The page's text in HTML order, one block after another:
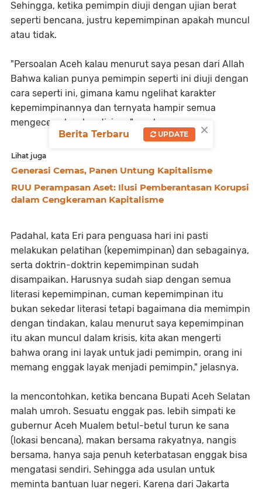
Sehingga, ketika pemimpin diuji dengan ujian berat
seperti bencana, justru kepemimpinan apakah muncul
atau tidak.
"Persoalan Aceh kalau menurut saya pesan dari Allah
Bahwa kalian punya pemimpin seperti ini diuji dengan
cara seperti ini, gimana kamu ngelihat karakter
kepemimpinannya dan ternyata hampir semua
mengecewakan kondisinya" ungkapnya.
Lihat juga
Generasi Cemas, Panen Untung Kapitalisme
RUU Perampasan Aset: Ilusi Pemberantasan Korupsi
dalam Cengkeraman Kapitalisme
Padahal, kata Eri para penguasa hari ini pasti
melakukan pelatihan (kepemimpinan) dan sebagainya,
serta doktrin-doktrin kepemimpinan sudah
disampaikan. Harusnya sudah siap dengan semua
literasi kepemimpinan, cuman kepemimpinan itu
bukan sekedar literasi tetapi bagaimana dia memimpin
dengan tindakan, kalau menurut saya kepemimpinan
itu akan muncul dalam krisis, kita akan mengerti
bahwa orang ini layak untuk jadi pemimpin, orang ini
memang enggak layak menjadi pemimpin," jelasnya.
Ia mencontohkan, ketika bencana Bupati Aceh Selatan
malah umroh. Sesuatu enggak pas. lebih simpati ke
gubernur Aceh Mualem betul-betul turun ke sana
(lokasi bencana), makan bersama rakyatnya, nangis
bersama, hanya saja penuh keterbatasan enggak bisa
mengatasi sendiri. Sehingga ada usulan untuk
meminta bantuan luar negeri. Karena dari Jakarta
×
Berita Terbaru UPDATE